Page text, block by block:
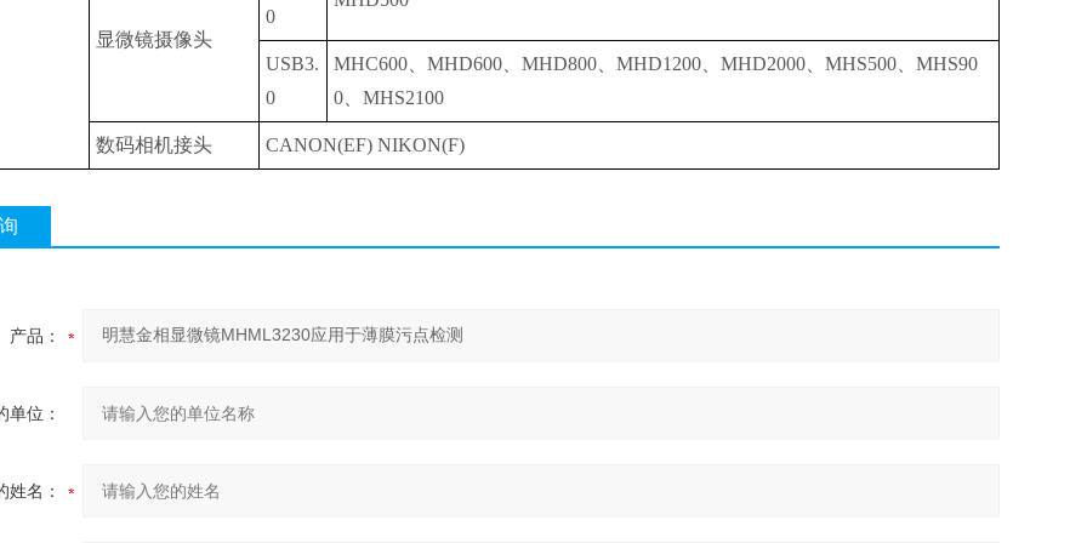
显微镜摄像头
0
USB3.
0
MHC600、MHD600、MHD800、MHD1200、MHD2000、MHS500、MHS90
0、MHS2100
数码相机接头 CANON(EF) NIKON(F)
产品：
单位：
姓名：